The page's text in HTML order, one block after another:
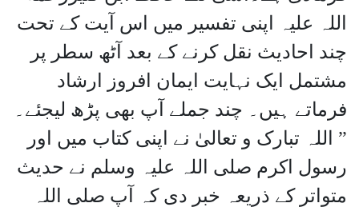
اللہ علیہ اپنی تفسیر میں اس آیت کے تحت
چند احادیث نقل کرنے کے بعد آٹھ سطر پر
مشتمل ایک نہایت ایمان افروز ارشاد
فرماتے ہیں۔ چند جملے آپ بھی پڑھ لیجئے۔
” اللہ تبارک و تعالیٰ نے اپنی کتاب میں اور
رسول اکرم صلی اللہ علیہ وسلم نے حدیث
متواتر کے ذریعہ خبر دی کہ آپ صلی اللہ